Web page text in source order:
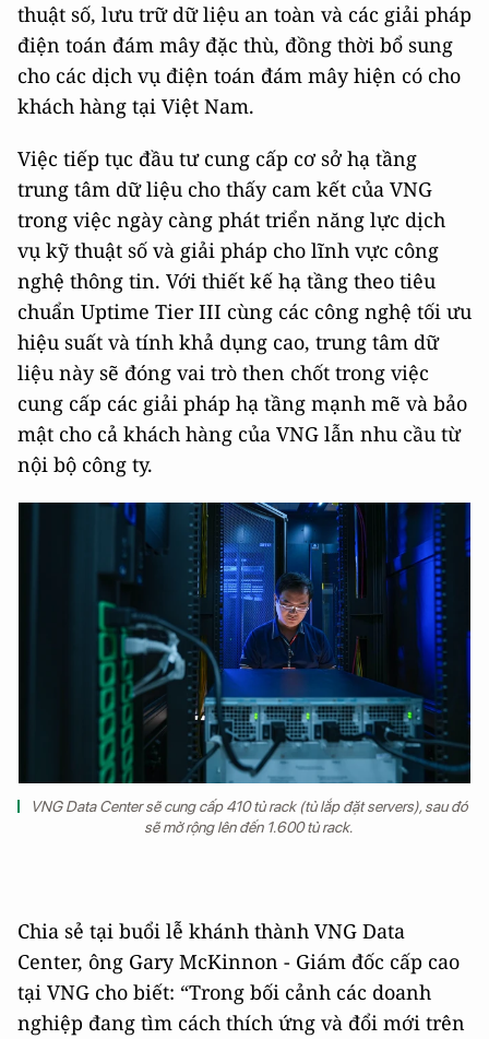
thuật số, lưu trữ dữ liệu an toàn và các giải pháp
điện toán đám mây đặc thù, đồng thời bổ sung
cho các dịch vụ điện toán đám mây hiện có cho
khách hàng tại Việt Nam.
Việc tiếp tục đầu tư cung cấp cơ sở hạ tầng
trung tâm dữ liệu cho thấy cam kết của VNG
trong việc ngày càng phát triển năng lực dịch
vụ kỹ thuật số và giải pháp cho lĩnh vực công
nghệ thông tin. Với thiết kế hạ tầng theo tiêu
chuẩn Uptime Tier III cùng các công nghệ tối ưu
hiệu suất và tính khả dụng cao, trung tâm dữ
liệu này sẽ đóng vai trò then chốt trong việc
cung cấp các giải pháp hạ tầng mạnh mẽ và bảo
mật cho cả khách hàng của VNG lẫn nhu cầu từ
nội bộ công ty.
VNG Data Center sẽ cung cấp 410 tủ rack (tủ lắp đặt servers), sau đó
sẽ mở rộng lên đến 1.600 tủ rack.
Chia sẻ tại buổi lễ khánh thành VNG Data
Center, ông Gary McKinnon - Giám đốc cấp cao
tại VNG cho biết: “Trong bối cảnh các doanh
nghiệp đang tìm cách thích ứng và đổi mới trên